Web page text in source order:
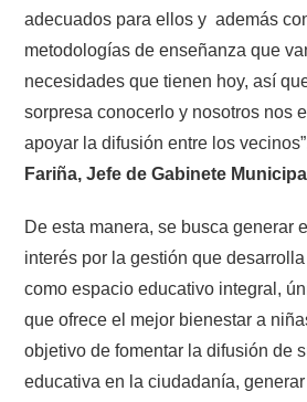
adecuados para ellos y además
metodologías de enseñanza que
necesidades que tienen hoy, así
sorpresa conocerlo y nosotros nos
apoyar la difusión entre los
Fariña, Jefe de Gabinete
De esta manera, se busca generar
interés por la gestión que
como espacio educativo integral,
que ofrece el mejor bienestar a
objetivo de fomentar la difusión de
educativa en la ciudadanía,